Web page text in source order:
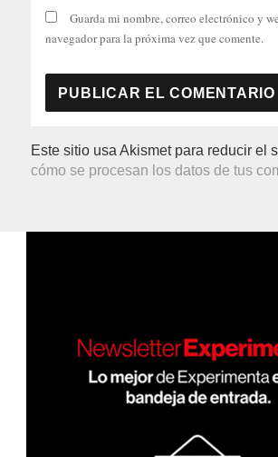
Guarda mi nombre, correo electrónico y
navegador para la próxima vez que comente.
Este sitio usa Akismet para reducir el
cómo se procesan los datos de tus